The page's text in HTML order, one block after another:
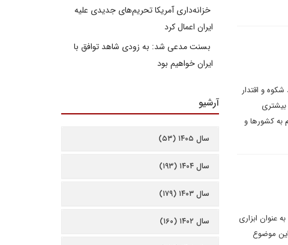
و اقتدار
به کشورها و
عنوان ابزاری
موضوع
خزانه‌داری آمریکا تحریم‌های جدیدی علیه
ایران اعمال کرد
بسنت مدعی شد: به زودی شاهد توافق با
ایران خواهیم بود
آرشیو
سال ۱۴۰۵ (۵۳)
سال ۱۴۰۴ (۱۹۳)
سال ۱۴۰۳ (۱۷۹)
سال ۱۴۰۲ (۱۶۰)